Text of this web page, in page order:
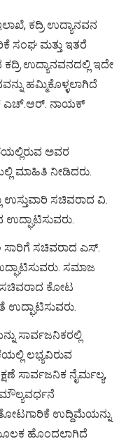
ಕದ್ರಿ ಉದ್ಯಾನವನ
ಸಂಘ ಮತ್ತು ಇತರೆ
ಉದ್ಯಾನವನದಲ್ಲಿ ಇದೇ
ಹಮ್ಮಿಕೊಳ್ಳಲಾಗಿದೆ
ಎಚ್.ಆರ್. ನಾಯಕ್
ಅವರ
ಮಾಹಿತಿ ನೀಡಿದರು.
ಉಸ್ತುವಾರಿ ಸಚಿವರಾದ ವಿ.
ಉದ್ಘಾಟಿಸುವರು.
ಸಾರಿಗೆ ಸಚಿವರಾದ ಎಸ್.
ಸಮಾಜ
ಸಚಿವರಾದ ಕೋಟ
ಉದ್ಘಾಟಿಸುವರು.
ಸಾರ್ವಜನಿಕರಲ್ಲಿ
ಲಭ್ಯವಿರುವ
ಸಾರ್ವಜನಿಕ ನೈರ್ಮಲ್ಯ,
ಮೌಲ್ಯವರ್ಧನೆ
ತೋಟಗಾರಿಕೆ ಉದ್ದಿಮೆಯನ್ನು
ಹೊಂದಲಾಗಿದೆ